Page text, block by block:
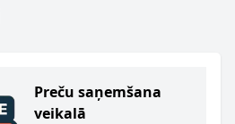
Preču saņemšana
veikalā